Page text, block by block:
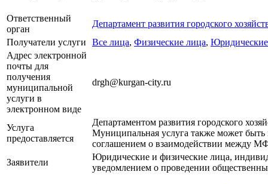
Ответственный
орган
Департамент развития городского
Получатели услуги
Все лица, Физические лица,
Адрес электронной
почты для
получения
муниципальной
услуги в
электронном виде
drgh@kurgan-city.ru
Услуга
предоставляется
Департаментом развития городского
Муниципальная услуга также может быть
соглашением о взаимодействии между
Заявители
Юридические и физические лица,
уведомлением о проведении